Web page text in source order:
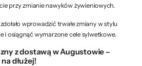
przy zmianie nawyków żywieniowych.
wprowadzić trwałe zmiany w stylu
i osiągnąć wymarzone cele sylwetkowe.
z dostawą w Augustowie –
dłużej!